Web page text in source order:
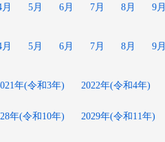
月 5月 6月 7月 8月 9月
月 5月 6月 7月 8月 9月
年(令和3年) 2022年(令和4年)
年(令和10年) 2029年(令和11年)